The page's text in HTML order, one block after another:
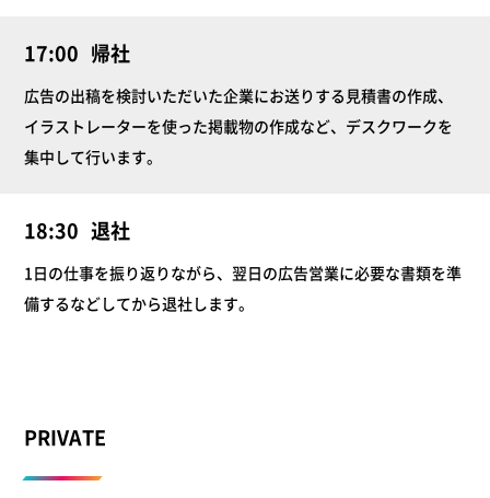
17:00 帰社
広告の出稿を検討いただいた企業にお送りする見積書の作成、
イラストレーターを使った掲載物の作成など、デスクワークを
集中して行います。
18:30 退社
1日の仕事を振り返りながら、翌日の広告営業に必要な書類を準
備するなどしてから退社します。
PRIVATE